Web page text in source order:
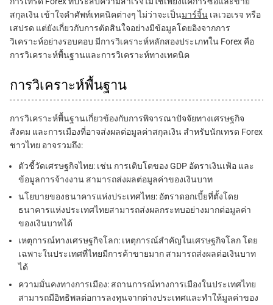
สกุลเงิน เข้าใจคำศัพท์เทคนิคต่างๆ ไม่ว่าจะเป็นมาร์จิ้น เลเวอเรจ หรือ
เสปรด แต่ยังเกี่ยวกับการตัดสินใจอย่างมีข้อมูลโดยอิงจากการ
วิเคราะห์อย่างรอบคอบ มีการวิเคราะห์หลักสองประเภทใน Forex คือ
การวิเคราะห์พื้นฐานและการวิเคราะห์ทางเทคนิค
การวิเคราะห์พื้นฐาน
การวิเคราะห์พื้นฐานเกี่ยวข้องกับการพิจารณาปัจจัยทางเศรษฐกิจ
สังคม และการเมืองที่อาจส่งผลต่อมูลค่าสกุลเงิน สำหรับนักเทรด Forex
ชาวไทย อาจรวมถึง:
ตัวชี้วัดเศรษฐกิจไทย: เช่น การเติบโตของ GDP อัตราเงินเฟ้อ และ
ข้อมูลการจ้างงาน สามารถส่งผลต่อมูลค่าของเงินบาท
นโยบายของธนาคารแห่งประเทศไทย: อัตราดอกเบี้ยที่ตั้งโดย
ธนาคารแห่งประเทศไทยสามารถส่งผลกระทบอย่างมากต่อมูลค่า
ของเงินบาทได้
เหตุการณ์ทางเศรษฐกิจโลก: เหตุการณ์สำคัญในเศรษฐกิจโลก โดย
เฉพาะในประเทศที่ไทยมีการค้าขายมาก สามารถส่งผลต่อเงินบาท
ได้
ความมั่นคงทางการเมือง: สถานการณ์ทางการเมืองในประเทศไทย
สามารถมีอิทธิพลต่อการลงทุนจากต่างประเทศและทำให้มูลค่าของ